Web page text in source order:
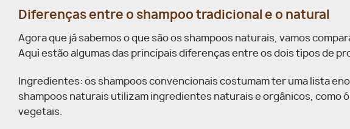
Diferenças entre o shampoo tradicional e o natural
Agora que já sabemos o que são os shampoos naturais, vamos
Aqui estão algumas das principais diferenças entre os dois tipos de
Ingredientes: os shampoos convencionais costumam ter uma lista
shampoos naturais utilizam ingredientes naturais e orgânicos, como
vegetais.